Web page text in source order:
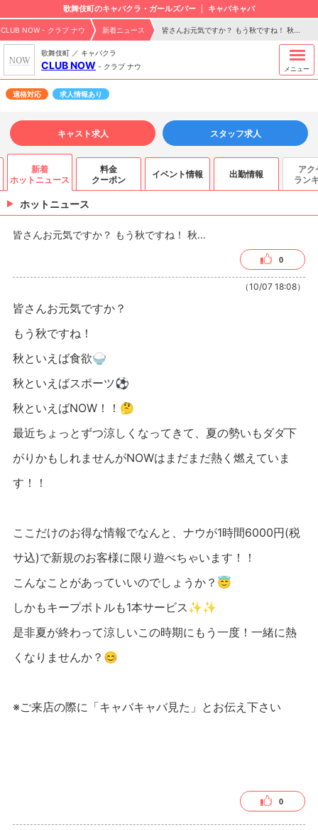
歌舞伎町のキャバクラ・ガールズバー キャバキャバ
CLUB NOW - クラブ ナウ 新着ニュース 皆さんお元気ですか？ もう秋ですね！ 秋...
歌舞伎町 ／ キャバクラ
CLUB NOW - クラブ ナウ メニュー
適格対応 求人情報あり
キャスト求人 スタッフ求人
新着
ホットニュース
料金
クーポン
イベント情報 出勤情報
アク
ラン
ホットニュース
皆さんお元気ですか？ もう秋ですね！ 秋...
0
（10/07 18:08）
皆さんお元気ですか？
もう秋ですね！
秋といえば食欲🍚
秋といえばスポーツ⚽️
秋といえばNOW！！🤔
最近ちょっとずつ涼しくなってきて、夏の勢いもダダ下
がりかもしれませんがNOWはまだまだ熱く燃えていま
す！！
ここだけのお得な情報でなんと、ナウが1時間6000円(税
サ込)で新規のお客様に限り遊べちゃいます！！
こんなことがあっていいのでしょうか？😇
しかもキープボトルも1本サービス✨✨
是非夏が終わって涼しいこの時期にもう一度！一緒に熱
くなりませんか？😊
※ご来店の際に「キャバキャバ見た」とお伝え下さい
0